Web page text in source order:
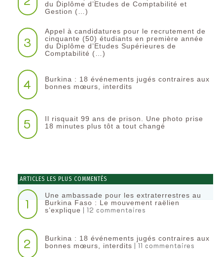
du Diplôme d’Etudes de Comptabilité et
Gestion (…)
3
Appel à candidatures pour le recrutement de
cinquante (50) étudiants en première année
du Diplôme d’Etudes Supérieures de
Comptabilité (…)
4
Burkina : 18 événements jugés contraires aux
bonnes mœurs, interdits
5
Il risquait 99 ans de prison. Une photo prise
18 minutes plus tôt a tout changé
ARTICLES LES PLUS COMMENTÉS
1
Une ambassade pour les extraterrestres au
Burkina Faso : Le mouvement raëlien
s’explique | 12 commentaires
2
Burkina : 18 événements jugés contraires aux
bonnes mœurs, interdits | 11 commentaires